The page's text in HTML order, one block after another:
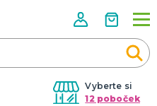
Vyberte si
12 poboček